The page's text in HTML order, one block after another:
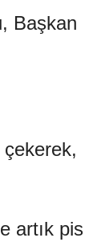
Başkan
çekerek,
artık pis